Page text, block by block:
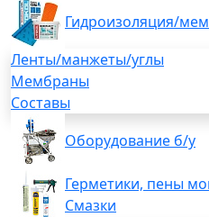
Гидроизоляция/
Ленты/манжеты/углы
Мембраны
Составы
Оборудование б/у
Герметики, пены
Смазки